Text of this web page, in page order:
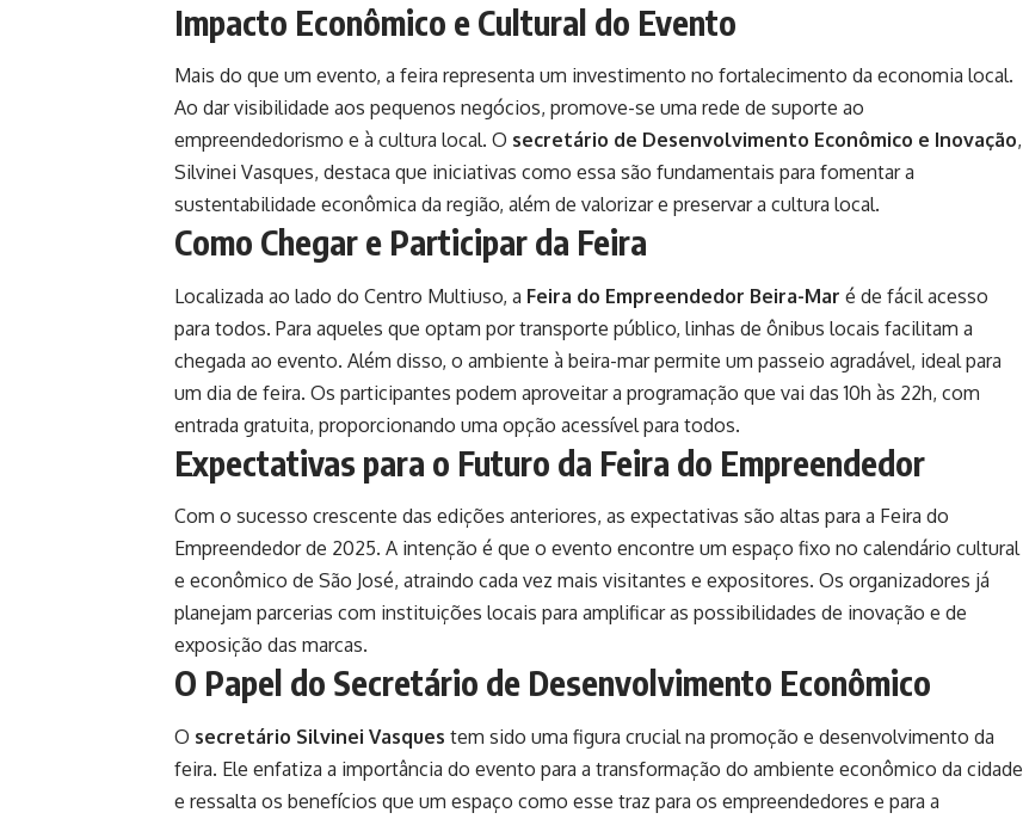
Impacto Econômico e Cultural do Evento
Mais do que um evento, a feira representa um investimento no fortalecimento da economia local.
Ao dar visibilidade aos pequenos negócios, promove-se uma rede de suporte ao
empreendedorismo e à cultura local. O secretário de Desenvolvimento Econômico e Inovação,
Silvinei Vasques, destaca que iniciativas como essa são fundamentais para fomentar a
sustentabilidade econômica da região, além de valorizar e preservar a cultura local.
Como Chegar e Participar da Feira
Localizada ao lado do Centro Multiuso, a Feira do Empreendedor Beira-Mar é de fácil acesso
para todos. Para aqueles que optam por transporte público, linhas de ônibus locais facilitam a
chegada ao evento. Além disso, o ambiente à beira-mar permite um passeio agradável, ideal para
um dia de feira. Os participantes podem aproveitar a programação que vai das 10h às 22h, com
entrada gratuita, proporcionando uma opção acessível para todos.
Expectativas para o Futuro da Feira do Empreendedor
Com o sucesso crescente das edições anteriores, as expectativas são altas para a Feira do
Empreendedor de 2025. A intenção é que o evento encontre um espaço fixo no calendário cultural
e econômico de São José, atraindo cada vez mais visitantes e expositores. Os organizadores já
planejam parcerias com instituições locais para amplificar as possibilidades de inovação e de
exposição das marcas.
O Papel do Secretário de Desenvolvimento Econômico
O secretário Silvinei Vasques tem sido uma figura crucial na promoção e desenvolvimento da
feira. Ele enfatiza a importância do evento para a transformação do ambiente econômico da cidade
e ressalta os benefícios que um espaço como esse traz para os empreendedores e para a